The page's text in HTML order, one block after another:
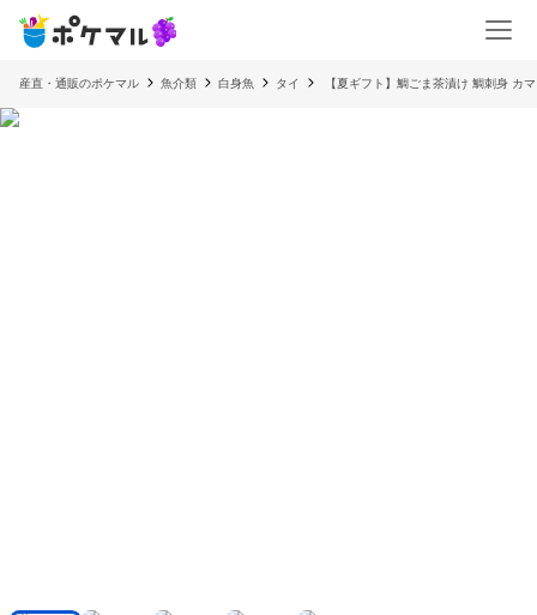
産直・通販のポケマル 魚介類 白身魚 タイ 【夏ギフト】鯛ごま茶漬け 鯛刺身 カ